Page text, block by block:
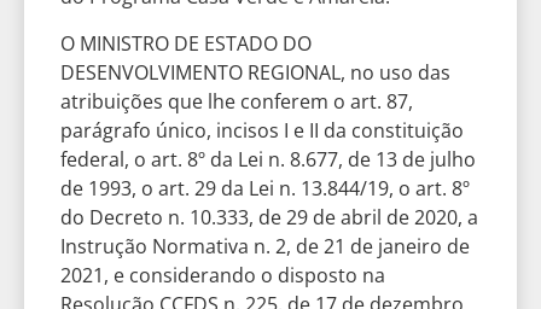
O MINISTRO DE ESTADO DO
DESENVOLVIMENTO REGIONAL, no uso das
atribuições que lhe conferem o art. 87,
parágrafo único, incisos I e II da constituição
federal, o art. 8º da Lei n. 8.677, de 13 de julho
de 1993, o art. 29 da Lei n. 13.844/19, o art. 8º
do Decreto n. 10.333, de 29 de abril de 2020, a
Instrução Normativa n. 2, de 21 de janeiro de
2021, e considerando o disposto na
Resolução CCFDS n. 225, de 17 de dezembro